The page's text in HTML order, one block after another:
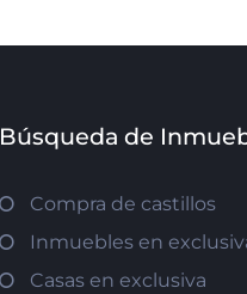
Búsqueda de
Compra de castillos
Inmuebles en
Casas en exclusiva